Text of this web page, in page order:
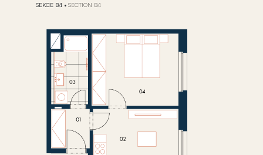
SEKCE B4 • SECTION B4